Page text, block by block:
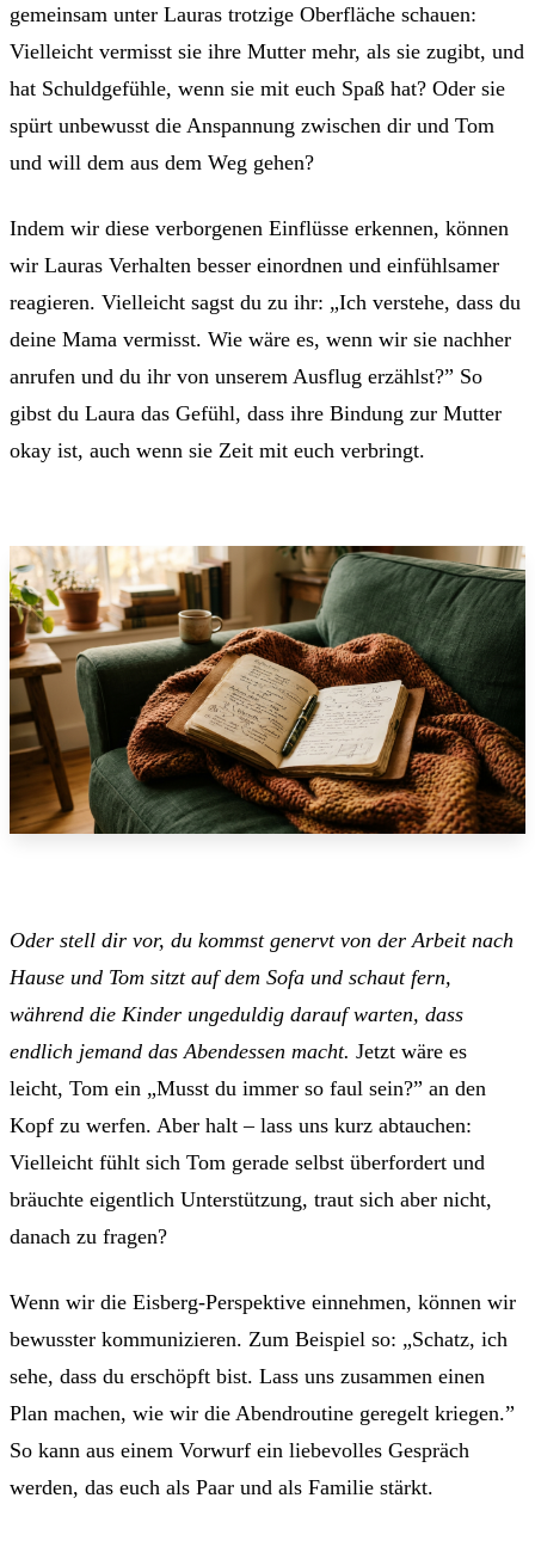
gemeinsam unter Lauras trotzige Oberfläche schauen:
Vielleicht vermisst sie ihre Mutter mehr, als sie zugibt, und
hat Schuldgefühle, wenn sie mit euch Spaß hat? Oder sie
spürt unbewusst die Anspannung zwischen dir und Tom
und will dem aus dem Weg gehen?
Indem wir diese verborgenen Einflüsse erkennen, können
wir Lauras Verhalten besser einordnen und einfühlsamer
reagieren. Vielleicht sagst du zu ihr: „Ich verstehe, dass du
deine Mama vermisst. Wie wäre es, wenn wir sie nachher
anrufen und du ihr von unserem Ausflug erzählst?” So
gibst du Laura das Gefühl, dass ihre Bindung zur Mutter
okay ist, auch wenn sie Zeit mit euch verbringt.
Oder stell dir vor, du kommst genervt von der Arbeit nach
Hause und Tom sitzt auf dem Sofa und schaut fern,
während die Kinder ungeduldig darauf warten, dass
endlich jemand das Abendessen macht. Jetzt wäre es
leicht, Tom ein „Musst du immer so faul sein?” an den
Kopf zu werfen. Aber halt – lass uns kurz abtauchen:
Vielleicht fühlt sich Tom gerade selbst überfordert und
bräuchte eigentlich Unterstützung, traut sich aber nicht,
danach zu fragen?
Wenn wir die Eisberg-Perspektive einnehmen, können wir
bewusster kommunizieren. Zum Beispiel so: „Schatz, ich
sehe, dass du erschöpft bist. Lass uns zusammen einen
Plan machen, wie wir die Abendroutine geregelt kriegen.”
So kann aus einem Vorwurf ein liebevolles Gespräch
werden, das euch als Paar und als Familie stärkt.